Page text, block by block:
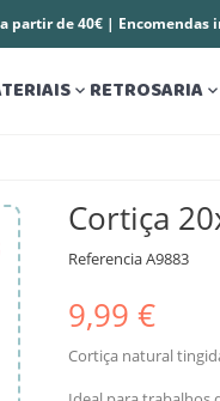
partir de 40€ | Encomendas
 RETROSARIA
Cortiça
ReferenciaA9883
9,99 €
Cortiça natural